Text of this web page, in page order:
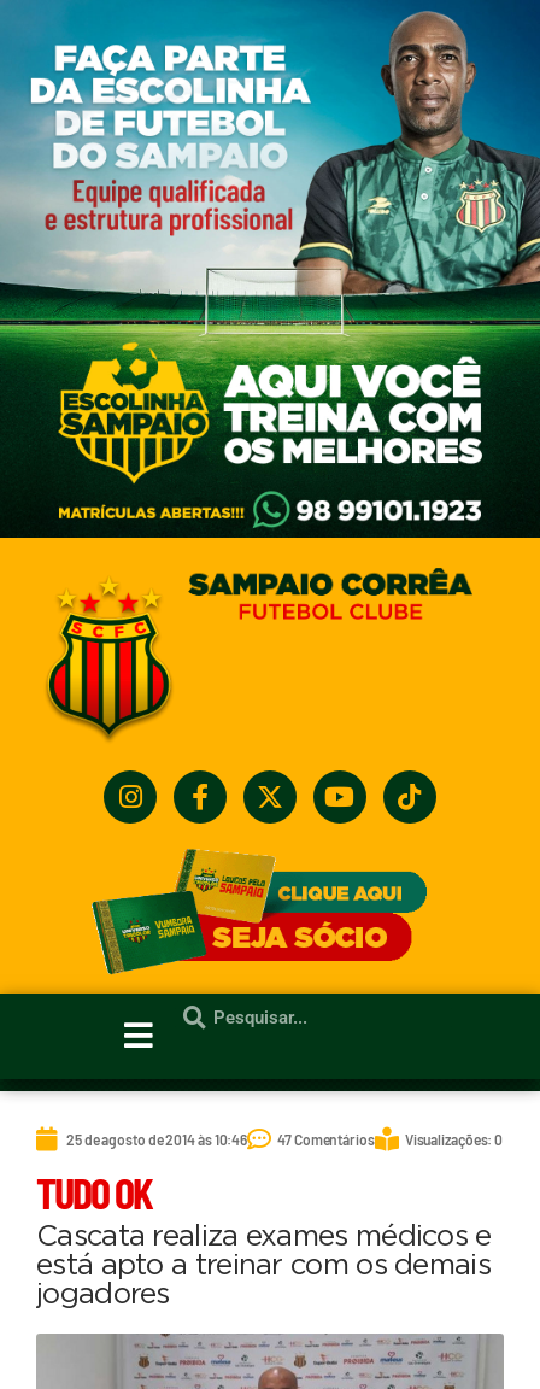
25 de agosto de 2014 às 10:46 47 Comentários Visualizações: 0
TUDO OK
Cascata realiza exames médicos e
está apto a treinar com os demais
jogadores